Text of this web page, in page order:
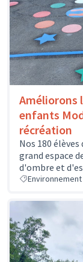
Améliorons
enfants
récréation
Nos 180
grand espace
d'ombre et